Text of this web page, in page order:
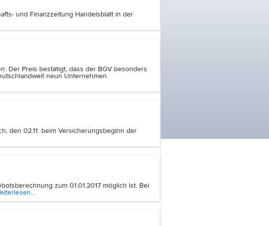
und Finanzzeitung Handelsblatt in der
Der Preis bestätigt, dass der BGV besonders
neun Unternehmen
den 02.11. beim Versicherungsbeginn der
zum 01.01.2017 möglich ist. Bei